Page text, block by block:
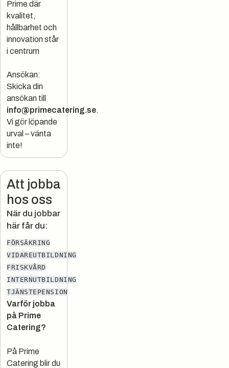
Prime där
kvalitet,
hållbarhet och
innovation står
i centrum
Ansökan:
Skicka din
ansökan till
info@primecatering.se.
Vi gör löpande
urval – vänta
inte!
Att jobba
hos oss
När du jobbar
här får du:
FÖRSÄKRING
VIDAREUTBILDNING
FRISKVÅRD
INTERNUTBILDNING
TJÄNSTEPENSION
Varför jobba
på Prime
Catering?
På Prime
Catering blir du